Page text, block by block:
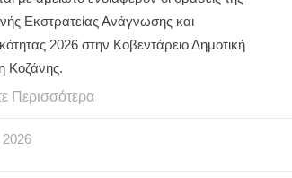
Εκστρατείας Ανάγνωσης και
2026 στην Κοβεντάρειο Δημοτική
Κοζάνης.
Περισσότερα
2026